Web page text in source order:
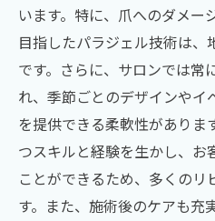
います。特に、爪へのダメー
目指したパラジェル技術は
です。さらに、サロンでは常
れ、季節ごとのデザインやイ
を提供できる柔軟性がありま
つスキルと経験を生かし、お
ことができるため、多くのリ
す。また、施術後のケアも充